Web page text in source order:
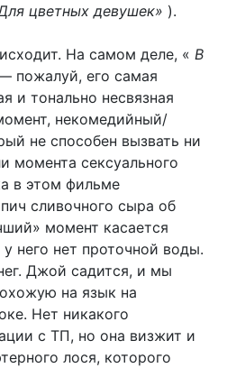
цветных девушек» ).
На самом деле, « В
пожалуй, его самая
и тонально несвязная
некомедийный/
не способен вызвать ни
момента сексуального
в этом фильме
сливочного сыра об
момент касается
него нет проточной воды.
Джой садится, и мы
на язык на
Нет никакого
с ТП, но она визжит и
лося, которого